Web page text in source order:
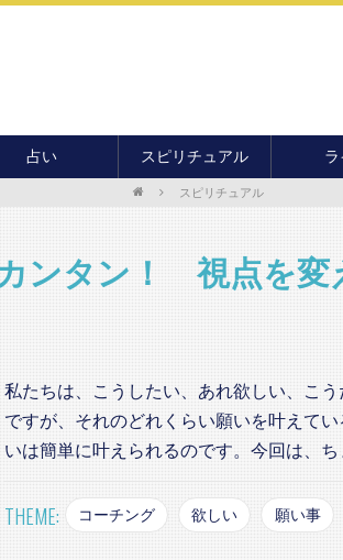
占い
カード占い
おもしろ占い
メール占い
スピリチュアル
開運
パワースポット
オカルト
ラ
スピリチュアル
ンタン！ 視点を変
私たちは、こうしたい、あれ欲しい、こ
ですが、それのどれくらい願いを叶えて
いは簡単に叶えられるのです。今回は、
THEME: コーチング 欲しい 願い事